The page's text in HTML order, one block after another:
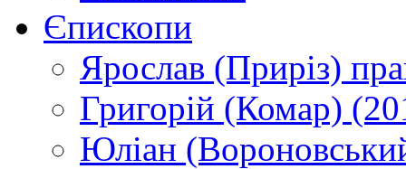
Єпископи
Ярослав (Приріз)
Григорій (Комар)
Юліан